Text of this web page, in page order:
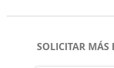
SOLICITAR MÁS